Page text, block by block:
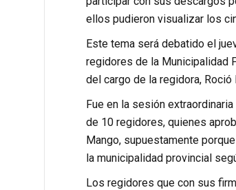
ellos pudieron visualizar los
Este tema será debatido el
regidores de la Municipalidad
del cargo de la regidora, Roció
Fue en la sesión
de 10 regidores, quienes
Mango, supuestamente
la municipalidad provincial
Los regidores que con sus